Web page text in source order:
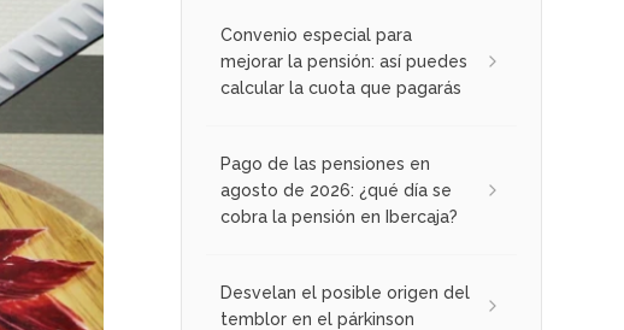
Convenio especial para
mejorar la pensión: así puedes
calcular la cuota que pagarás
Pago de las pensiones en
agosto de 2026: ¿qué día se
cobra la pensión en Ibercaja?
Desvelan el posible origen del
temblor en el párkinson